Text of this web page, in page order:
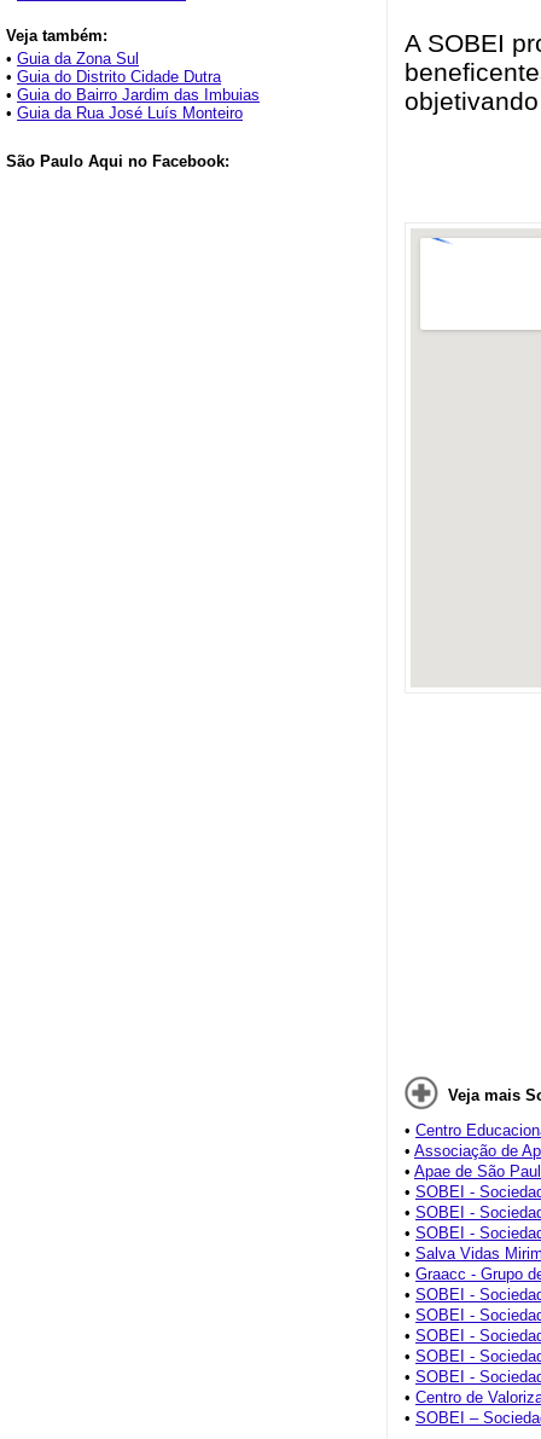
Veja também:
• Guia da Zona Sul
• Guia do Distrito Cidade Dutra
• Guia do Bairro Jardim das Imbuias
• Guia da Rua José Luís Monteiro
São Paulo Aqui no Facebook:
A SOBEI
Veja mais
• Centro
• Associação de
• Apae de São
• SOBEI -
• SOBEI -
Líbano
• SOBEI -
• Salva Vidas
• Graacc - Grupo
• SOBEI -
Jardim do Centro
• SOBEI -
Imbuias
• SOBEI -
das Imbuias
• SOBEI -
Residencial Cocaia
• SOBEI -
• Centro de
• SOBEI –